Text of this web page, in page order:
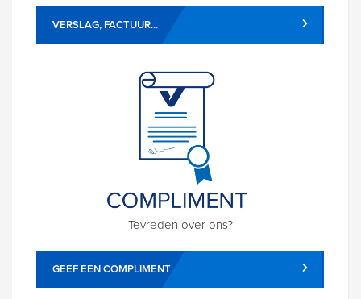
VERSLAG, FACTUUR...
Tevreden over ons?
GEEF EEN COMPLIMENT